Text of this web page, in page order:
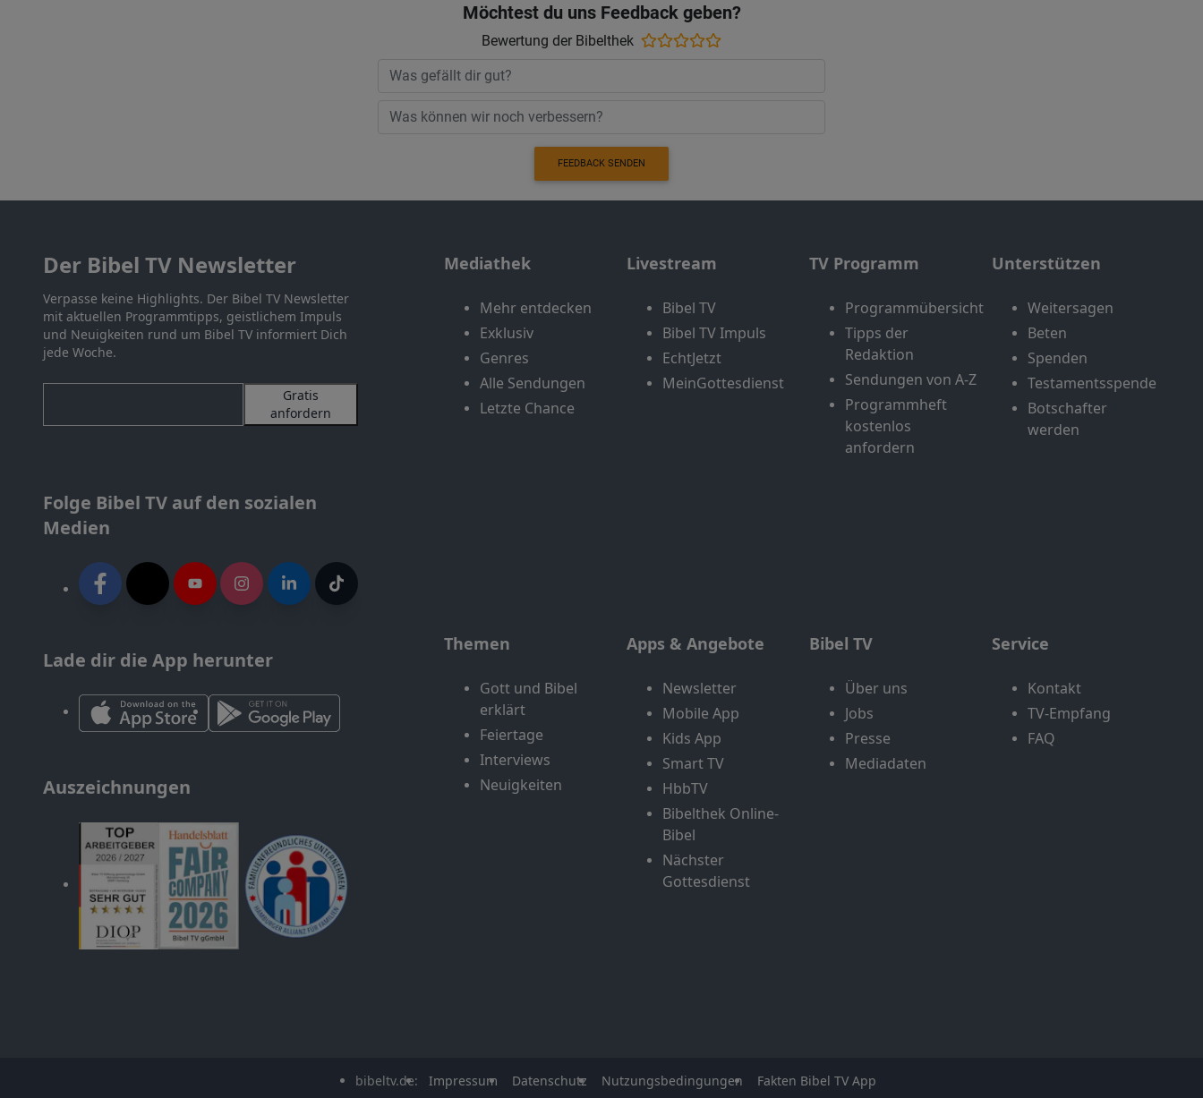
Möchtest du uns Feedback geben?
Bewertung der Bibelthek
FEEDBACK SENDEN
Der Bibel TV Newsletter
Verpasse keine Highlights. Der Bibel TV Newsletter
mit aktuellen Programmtipps, geistlichem Impuls
und Neuigkeiten rund um Bibel TV informiert Dich
jede Woche.
Gratis
anfordern
Folge Bibel TV auf den sozialen
Medien
Lade dir die App herunter
Auszeichnungen
Mediathek
Mehr entdecken
Exklusiv
Genres
Alle Sendungen
Letzte Chance
Livestream
Bibel TV
Bibel TV Impuls
EchtJetzt
MeinGottesdienst
TV Programm
Programmübersicht
Tipps der
Redaktion
Sendungen von A-Z
Programmheft
kostenlos
anfordern
Unterstützen
Weitersagen
Beten
Spenden
Testamentsspende
Botschafter
werden
Themen
Gott und Bibel
erklärt
Feiertage
Interviews
Neuigkeiten
Apps & Angebote
Newsletter
Mobile App
Kids App
Smart TV
HbbTV
Bibelthek Online-
Bibel
Nächster
Gottesdienst
Bibel TV
Über uns
Jobs
Presse
Mediadaten
Service
Kontakt
TV-Empfang
FAQ
bibeltv.de: Impressum Datenschutz Nutzungsbedingungen Fakten Bibel TV App